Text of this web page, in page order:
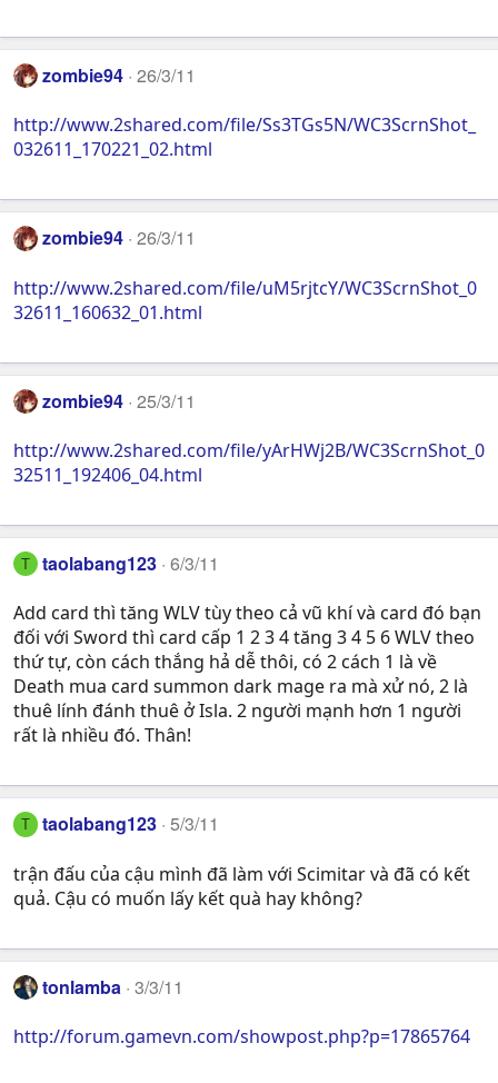
zombie94 26/3/11
http://www.2shared.com/file/Ss3TGs5N/WC3ScrnShot_
032611_170221_02.html
zombie94 26/3/11
http://www.2shared.com/file/uM5rjtcY/WC3ScrnShot_0
32611_160632_01.html
zombie94 25/3/11
http://www.2shared.com/file/yArHWj2B/WC3ScrnShot_0
32511_192406_04.html
T taolabang123 6/3/11
Add card thì tăng WLV tùy theo cả vũ khí và card đó bạn
đối với Sword thì card cấp 1 2 3 4 tăng 3 4 5 6 WLV theo
thứ tự, còn cách thắng hả dễ thôi, có 2 cách 1 là về
Death mua card summon dark mage ra mà xử nó, 2 là
thuê lính đánh thuê ở Isla. 2 người mạnh hơn 1 người
rất là nhiều đó. Thân!
T taolabang123 5/3/11
trận đấu của cậu mình đã làm với Scimitar và đã có kết
quả. Cậu có muốn lấy kết quà hay không?
tonlamba 3/3/11
http://forum.gamevn.com/showpost.php?p=17865764